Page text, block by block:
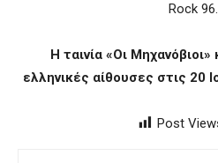
Rock
Η ταινία «Οι
ελληνικές αίθουσες στις 20
Post